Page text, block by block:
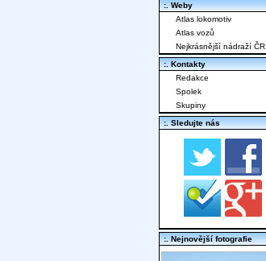
:. Weby
Atlas lokomotiv
Atlas vozů
Nejkrásnější nádraží ČR
:. Kontakty
Redakce
Spolek
Skupiny
:. Sledujte nás
:. Nejnovější fotografie